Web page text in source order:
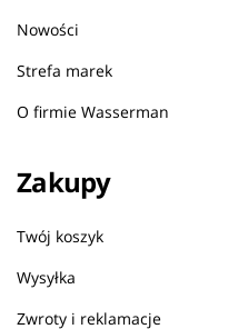
Nowości
Strefa marek
O firmie Wasserman
Zakupy
Twój koszyk
Wysyłka
Zwroty i reklamacje